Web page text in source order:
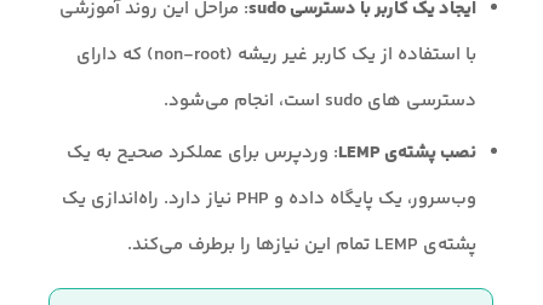
ایجاد یک کاربر با دسترسی sudo
: مراحل این روند آموزشی
با استفاده از یک کاربر غیر ریشه (non-root) که دارای
دسترسی های sudo است، انجام می‌شود.
نصب پشته‌ی LEMP
: وردپرس برای عملکرد صحیح به یک
وب‌سرور، یک پایگاه داده و PHP نیاز دارد. راه‌اندازی یک
پشته‌ی LEMP تمام این نیازها را برطرف می‌کند.